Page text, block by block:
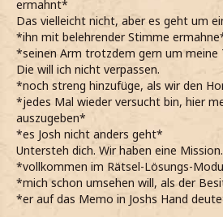
ermahnt*
Das vielleicht nicht, aber es geht um
*ihn mit belehrender Stimme
*seinen Arm trotzdem gern um meine
Die will ich nicht verpassen.
*noch streng hinzufüge, als wir den
*jedes Mal wieder versucht bin, hier
auszugeben*
*es Josh nicht anders geht*
Untersteh dich. Wir haben eine Mission.
*vollkommen im Rätsel-Lösungs-
*mich schon umsehen will, als der
*er auf das Memo in Joshs Hand